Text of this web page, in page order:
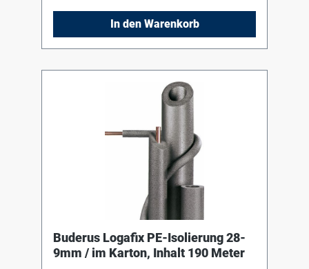
In den Warenkorb
Buderus Logafix PE-Isolierung 28-
9mm / im Karton, Inhalt 190 Meter